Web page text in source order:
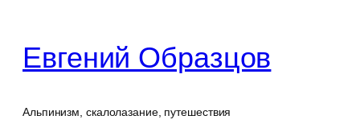
содержимому
Евгений Образцов
Альпинизм, скалолазание, путешествия